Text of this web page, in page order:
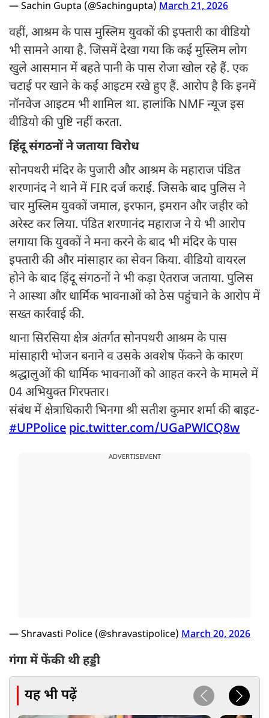
— Sachin Gupta (@Sachingupta) March 21, 2026
वहीं, आश्रम के पास मुस्लिम युवकों की इफ्तारी का वीडियो
भी सामने आया है. जिसमें देखा गया कि कई मुस्लिम लोग
खुले आसमान में बहते पानी के पास रोजा खोल रहे हैं. एक
चटाई पर खाने के कई आइटम रखे हुए हैं. आरोप है कि इनमें
नॉनवेज आइटम भी शामिल था. हालांकि NMF न्यूज इस
वीडियो की पुष्टि नहीं करता.
हिंदू संगठनों ने जताया विरोध
सोनपथरी मंदिर के पुजारी और आश्रम के महाराज पंडित
शरणानंद ने थाने में FIR दर्ज कराई. जिसके बाद पुलिस ने
चार मुस्लिम युवकों जमाल, इरफान, इमरान और जहीर को
अरेस्ट कर लिया. पंडित शरणानंद महाराज ने ये भी आरोप
लगाया कि युवकों ने मना करने के बाद भी मंदिर के पास
इफ्तारी की और मांसाहार का सेवन किया. वीडियो वायरल
होने के बाद हिंदू संगठनों ने भी कड़ा ऐतराज जताया. पुलिस
ने आस्था और धार्मिक भावनाओं को ठेस पहुंचाने के आरोप में
सख्त कार्रवाई की.
थाना सिरसिया क्षेत्र अंतर्गत सोनपथरी आश्रम के पास
मांसाहारी भोजन बनाने व उसके अवशेष फेंकने के कारण
श्रद्धालुओं की धार्मिक भावनाओं को आहत करने के मामले में
04 अभियुक्त गिरफ्तार।
संबंध में क्षेत्राधिकारी भिनगा श्री सतीश कुमार शर्मा की बाइट-
#UPPolice pic.twitter.com/UGaPWlCQ8w
ADVERTISEMENT
— Shravasti Police (@shravastipolice) March 20, 2026
गंगा में फेंकी थी हड्डी
यह भी पढ़ें